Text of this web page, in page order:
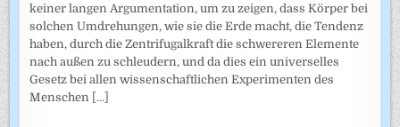
keiner langen Argumentation, um zu zeigen, dass Körper bei
solchen Umdrehungen, wie sie die Erde macht, die Tendenz
haben, durch die Zentrifugalkraft die schwereren Elemente
nach außen zu schleudern, und da dies ein universelles
Gesetz bei allen wissenschaftlichen Experimenten des
Menschen [...]